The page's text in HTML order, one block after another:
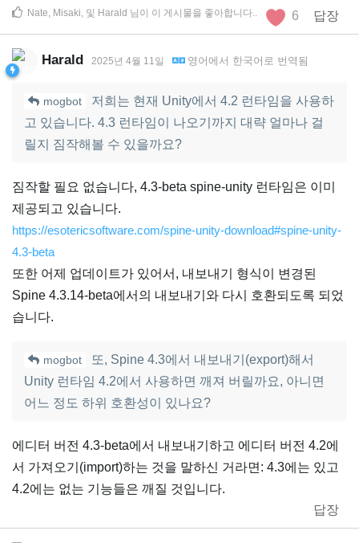
6 답장
Nate Misaki , 및 Harald 님이 이 게시물을 좋아합니다.
Harald 2025년 4월 11일 영어 에서 한국어 로 번역됨
mogbot
저희는 현재 Unity에서 4.2 런타임을 사용하
고 있습니다. 4.3 런타임이 나오기까지 대략 얼마나 걸
릴지 짐작해볼 수 있을까요?
짐작할 필요 없습니다, 4.3-beta spine-unity 런타임은 이미
제공되고 있습니다.
https://esotericsoftware.com/spine-unity-download#spine-unity-
4.3-beta
또한 어제 업데이트가 있어서, 내보내기 형식이 변경된
Spine 4.3.14-beta에서의 내보내기와 다시 호환되도록 되었
습니다.
mogbot
또, Spine 4.3에서 내보내기(export)해서
Unity 런타임 4.2에서 사용하면 깨져 버릴까요, 아니면
어느 정도 하위 호환성이 있나요?
에디터 버전 4.3-beta에서 내보내기하고 에디터 버전 4.2에
서 가져오기(import)하는 것을 말하신 거라면: 4.3에는 있고
4.2에는 없는 기능들은 깨질 것입니다.
답장